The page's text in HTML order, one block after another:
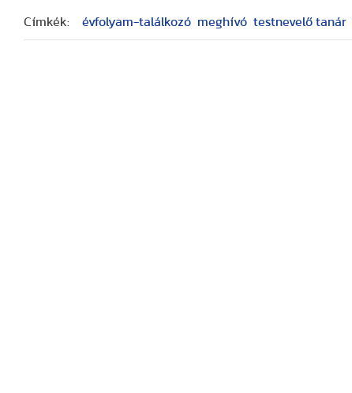
Címkék: évfolyam-találkozó meghívó testnevelő tanár